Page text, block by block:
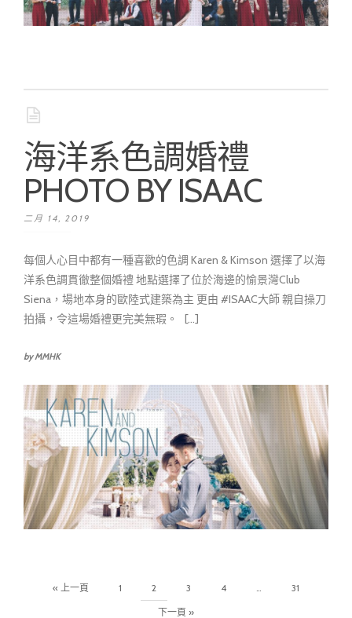
海洋系色調婚禮
PHOTO BY ISAAC
二月 14, 2019
每個人心目中都有一種喜歡的色調 Karen & Kimson 選擇了以海
洋系色調貫徹整個婚禮 地點選擇了位於海邊的愉景灣Club
Siena，場地本身的歐陸式建築為主 更由 #ISAAC大師 親自操刀
拍攝，令這場婚禮更完美無瑕。 [...]
by MMHK
« 上一頁 1 2 3 4 … 31
下一頁 »